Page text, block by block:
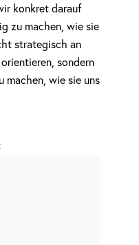
konkret darauf
zu machen, wie sie
strategisch an
sondern
machen, wie sie uns